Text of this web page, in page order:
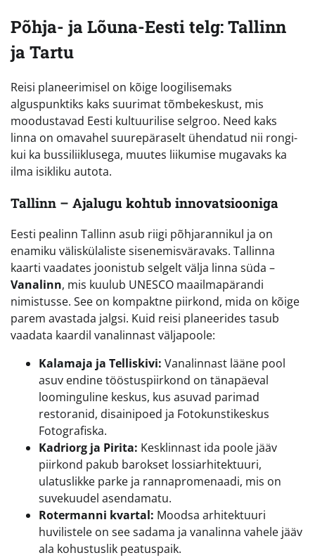
Põhja- ja Lõuna-Eesti telg: Tallinn
ja Tartu
Reisi planeerimisel on kõige loogilisemaks
alguspunktiks kaks suurimat tõmbekeskust, mis
moodustavad Eesti kultuurilise selgroo. Need kaks
linna on omavahel suurepäraselt ühendatud nii rongi-
kui ka bussiliiklusega, muutes liikumise mugavaks ka
ilma isikliku autota.
Tallinn – Ajalugu kohtub innovatsiooniga
Eesti pealinn Tallinn asub riigi põhjarannikul ja on
enamiku väliskülaliste sisenemisväravaks. Tallinna
kaarti vaadates joonistub selgelt välja linna süda –
Vanalinn, mis kuulub UNESCO maailmapärandi
nimistusse. See on kompaktne piirkond, mida on kõige
parem avastada jalgsi. Kuid reisi planeerides tasub
vaadata kaardil vanalinnast väljapoole:
Kalamaja ja Telliskivi: Vanalinnast lääne pool
asuv endine tööstuspiirkond on tänapäeval
loominguline keskus, kus asuvad parimad
restoranid, disainipoed ja Fotokunstikeskus
Fotografiska.
Kadriorg ja Pirita: Kesklinnast ida poole jääv
piirkond pakub barokset lossiarhitektuuri,
ulatuslikke parke ja rannapromenaadi, mis on
suvekuudel asendamatu.
Rotermanni kvartal: Moodsa arhitektuuri
huvilistele on see sadama ja vanalinna vahele jääv
ala kohustuslik peatuspaik.